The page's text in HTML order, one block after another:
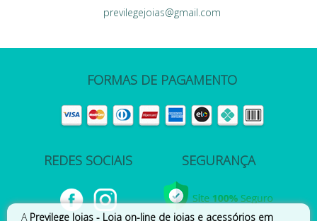
A Previlege Joias - Loja on-line de joias e acessórios em
previlegejoias@gmail.com
FORMAS DE PAGAMENTO
REDES SOCIAIS SEGURANÇA